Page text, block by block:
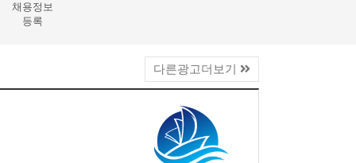
채용정보
등록
다른광고더보기